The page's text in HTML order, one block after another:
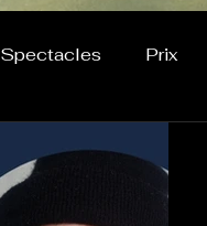
Spectacles Prix